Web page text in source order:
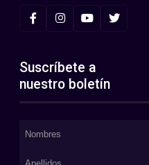
Suscríbete a
nuestro boletín